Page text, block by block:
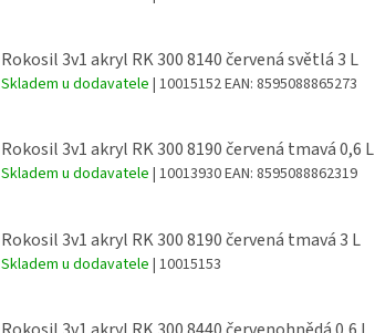
Rokosil 3v1 akryl RK 300 8140 červená světlá 3 L
Skladem u dodavatele | 10015152EAN: 8595088865273
Rokosil 3v1 akryl RK 300 8190 červená tmavá 0,6 L
Skladem u dodavatele | 10013930EAN: 8595088862319
Rokosil 3v1 akryl RK 300 8190 červená tmavá 3 L
Skladem u dodavatele | 10015153